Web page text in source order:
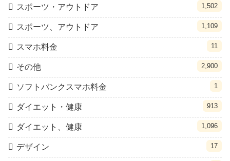
スポーツ・アウトドア 1,502
スポーツ、アウトドア 1,109
スマホ料金 11
その他 2,900
ソフトバンクスマホ料金 1
ダイエット・健康 913
ダイエット、健康 1,096
デザイン 17